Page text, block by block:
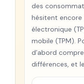
des
hésitent
électronique
mobile (TPM).
d’abord
différences, et